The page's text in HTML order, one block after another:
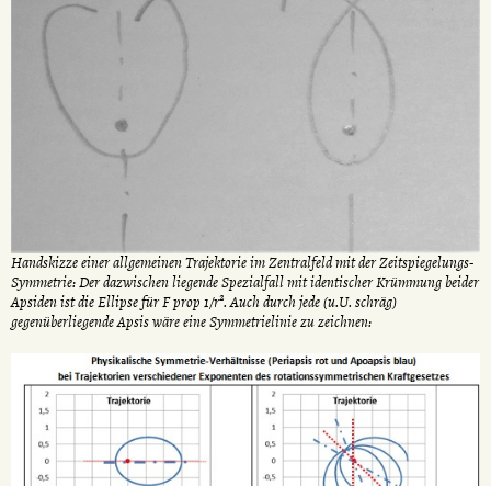
Handskizze einer allgemeinen Trajektorie im Zentralfeld mit der Zeitspiegelungs-
Symmetrie: Der dazwischen liegende Spezialfall mit identischer Krümmung beider
Apsiden ist die Ellipse für F prop 1/r². Auch durch jede (u.U. schräg)
gegenüberliegende Apsis wäre eine Symmetrielinie zu zeichnen: